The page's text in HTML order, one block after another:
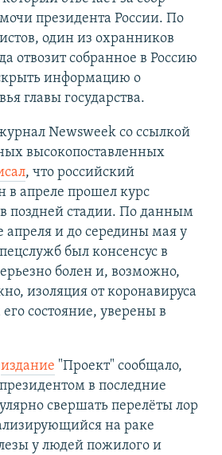
президента России. По
один из охранников
отвозит собранное в Россию
информацию о
главы государства.
Newsweek со ссылкой
высокопоставленных
, что российский
в апреле прошел курс
поздней стадии. По данным
апреля и до середины мая у
был консенсус в
болен и, возможно,
изоляция от коронавируса
состояние, уверены в
издание "Проект" сообщало,
в последние
свершать перелёты лор
на раке
у людей пожилого и